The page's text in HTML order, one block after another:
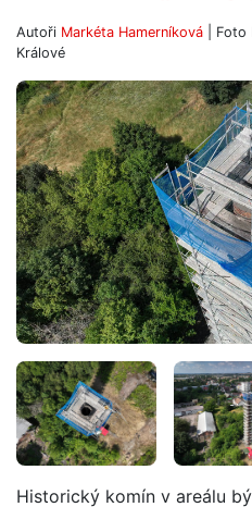
Autoři Markéta Hamerníková | Foto
Králové
Historický komín v areálu